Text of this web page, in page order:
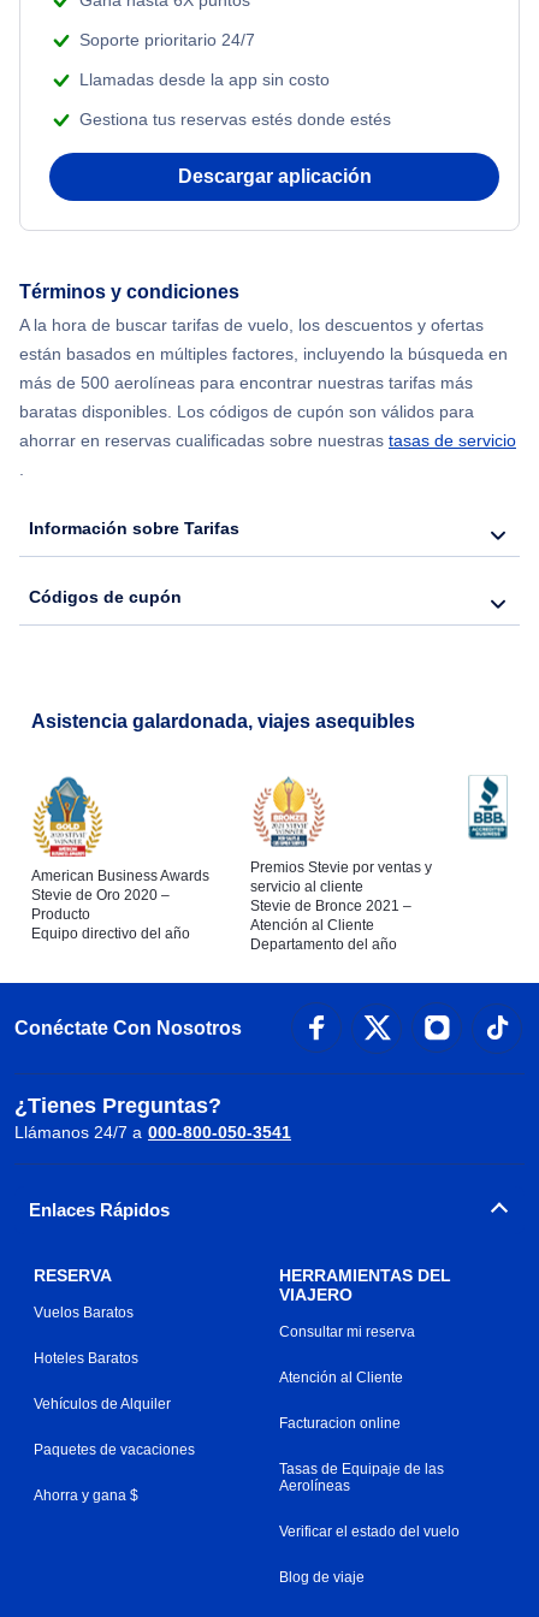
Flights from Nueva York to Mumbai
Flights from Shanghai to Nueva York
Flights from Nueva York to Hong Kong
Flights from Nueva York to Seúl
Soporte prioritario 24/7
Llamadas desde la app sin costo
Gestiona tus reservas estés donde estés
Descargar aplicación
Términos y condiciones
A la hora de buscar tarifas de vuelo, los descuentos y ofertas
están basados en múltiples factores, incluyendo la búsqueda en
más de 500 aerolíneas para encontrar nuestras tarifas más
baratas disponibles. Los códigos de cupón son válidos para
ahorrar en reservas cualificadas sobre nuestras tasas de servicio
.
Información sobre Tarifas
Códigos de cupón
Asistencia galardonada, viajes asequibles
American Business Awards
Stevie de Oro 2020 –
Producto
Equipo directivo del año
Premios Stevie por ventas y
servicio al cliente
Stevie de Bronce 2021 –
Atención al Cliente
Departamento del año
Conéctate Con Nosotros
¿Tienes Preguntas?
Llámanos 24/7 a 000-800-050-3541
Enlaces Rápidos
RESERVA
Vuelos Baratos
Hoteles Baratos
Vehículos de Alquiler
Paquetes de vacaciones
Ahorra y gana $
HERRAMIENTAS DEL
VIAJERO
Consultar mi reserva
Atención al Cliente
Facturacion online
Tasas de Equipaje de las
Aerolíneas
Verificar el estado del vuelo
Blog de viaje